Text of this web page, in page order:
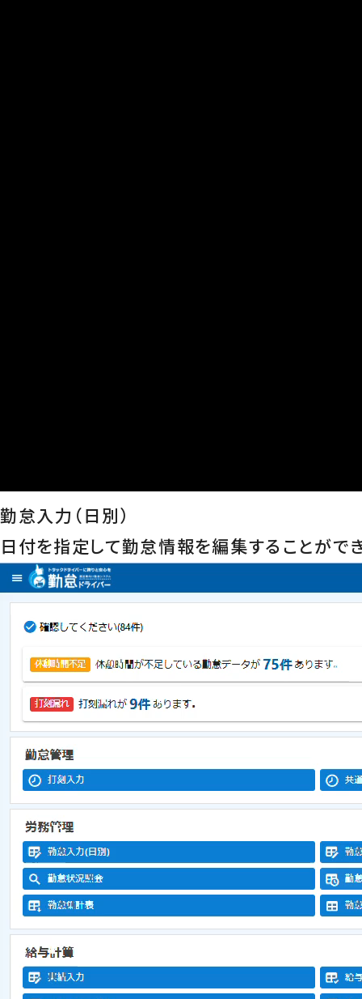
勤怠入力（日別）
日付を指定して勤怠情報を編集することができ